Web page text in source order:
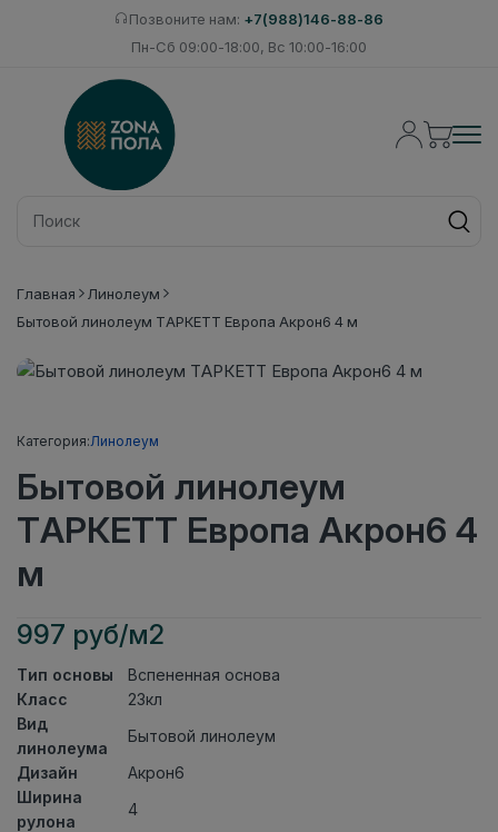
Позвоните нам: +7(988)146-88-86
Пн-Сб 09:00-18:00, Вс 10:00-16:00
Главная
Линолеум
Бытовой линолеум ТАРКЕТТ Европа Акрон6 4 м
Категория:Линолеум
Бытовой линолеум
ТАРКЕТТ Европа Акрон6 4
м
997 руб/м2
Тип основы
Вспененная основа
Класс
23кл
Вид
линолеума
Бытовой линолеум
Дизайн
Акрон6
Ширина
рулона
4